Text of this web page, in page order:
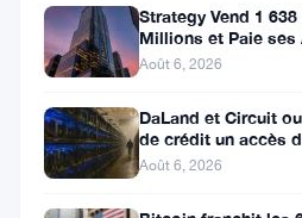
niveau
culte
indépendante
Strategy Vend 1
Millions et Paie ses
Privilégiés
Août 6, 2026
DaLand et Circuit
de crédit un accès
actifs numériques
Août 6, 2026